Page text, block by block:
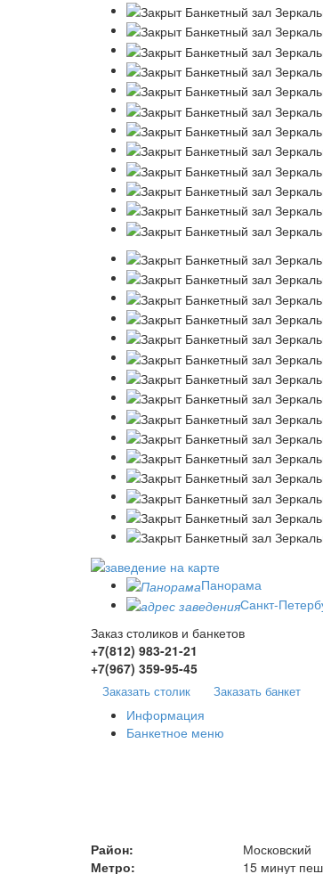
Панорама
Санкт-
Заказ столиков и банкетов
+7(812) 983-21-21
+7(967) 359-95-45
Заказать столик Заказать банкет
Информация
Банкетное меню
Район:
Московский
Метро:
15 минут